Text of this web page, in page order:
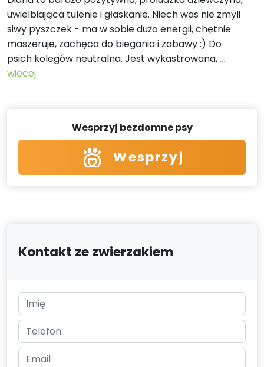
uwielbiająca tulenie i głaskanie. Niech was nie zmyli
siwy pyszczek - ma w sobie dużo energii, chętnie
maszeruje, zachęca do biegania i zabawy :) Do
psich kolegów neutralna. Jest wykastrowana,...
więcej
Wesprzyj bezdomne psy
Wesprzyj
Kontakt ze zwierzakiem